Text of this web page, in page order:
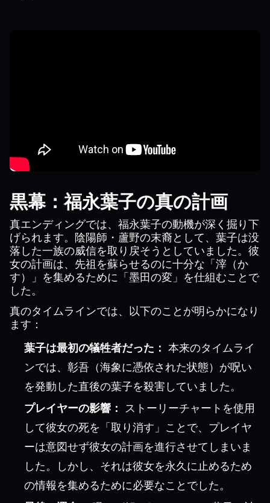
黒幕：福永葉子の真の計画
真エンディングでは、福永葉子の動機が深く掘り下
げられます。陰陽師・蘆野の末裔として、葉子は没
落した一族の威信を取り戻そうとしていました。彼
女の計画は、先祖を蘇らせるのに十分な「滓（か
す）」を集めるために「墨田の変」を仕組むことで
した。
真のタイムラインでは、以下のことが明らかになり
ます：
葉子は最初の犠牲者だった： 本来のタイムライ
ンでは、彰吾（海象に憑依された状態）が呪い
を発動した直後の葉子を殺害していました。
プレイヤーの影響： ストーリーチャートを使用
して彼女の死を「取り消す」ことで、プレイヤ
ーは意図せず彼女の計画を進行させてしまいま
した。しかし、それは彼女を永久に止めるため
の情報を集めるために必要なことでした。